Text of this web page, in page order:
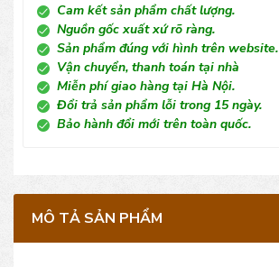
Cam kết sản phẩm chất lượng.
Nguồn gốc xuất xứ rõ ràng.
Sản phẩm đúng với hình trên website.
Vận chuyển, thanh toán tại nhà
Miễn phí giao hàng tại Hà Nội.
Đổi trả sản phẩm lỗi trong 15 ngày.
Bảo hành đổi mới trên toàn quốc.
MÔ TẢ SẢN PHẨM